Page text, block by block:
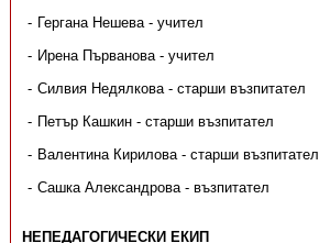
Гергана Нешева - учител
Ирена Първанова - учител
Силвия Недялкова - старши възпитател
Петър Кашкин - старши възпитател
Валентина Кирилова - старши възпитател
Сашка Александрова - възпитател
НЕПЕДАГОГИЧЕСКИ ЕКИП